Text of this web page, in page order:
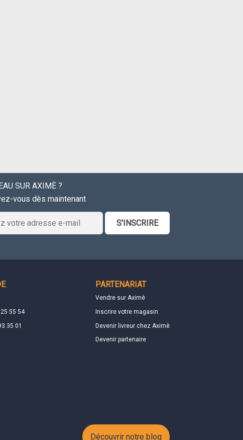
SUR AXIMÈ ?
vous dès maintenant
S'INSCRIRE
55 54
35 01
PARTENARIAT
Vendre sur Aximè
Inscrire votre magasin
Devenir livreur chez Aximè
Devenir partenaire
Découvrir notre blog